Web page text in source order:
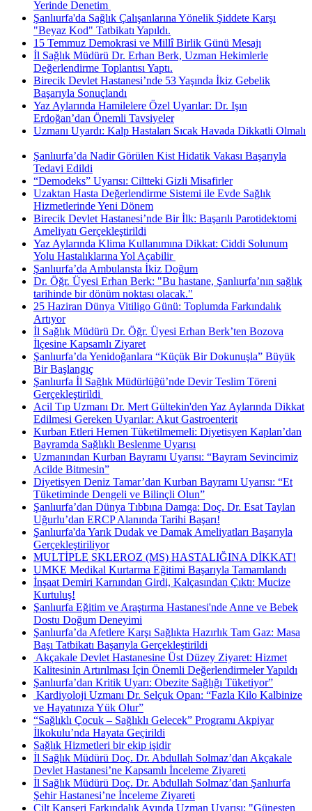
Yerinde Denetim ​
Şanlıurfa'da Sağlık Çalışanlarına Yönelik Şiddete Karşı
"Beyaz Kod" Tatbikatı Yapıldı.
15 Temmuz Demokrasi ve Millî Birlik Günü Mesajı
İl Sağlık Müdürü Dr. Erhan Berk, Uzman Hekimlerle
Değerlendirme Toplantısı Yaptı.
Birecik Devlet Hastanesi’nde 53 Yaşında İkiz Gebelik
Başarıyla Sonuçlandı
Yaz Aylarında Hamilelere Özel Uyarılar: Dr. Işın
Erdoğan’dan Önemli Tavsiyeler
Uzmanı Uyardı: Kalp Hastaları Sıcak Havada Dikkatli Olmalı
Şanlıurfa’da Nadir Görülen Kist Hidatik Vakası Başarıyla
Tedavi Edildi
“Demodeks” Uyarısı: Ciltteki Gizli Misafirler
Uzaktan Hasta Değerlendirme Sistemi ile Evde Sağlık
Hizmetlerinde Yeni Dönem
Birecik Devlet Hastanesi’nde Bir İlk: Başarılı Parotidektomi
Ameliyatı Gerçekleştirildi
Yaz Aylarında Klima Kullanımına Dikkat: Ciddi Solunum
Yolu Hastalıklarına Yol Açabilir ​
Şanlıurfa’da Ambulansta İkiz Doğum
Dr. Öğr. Üyesi Erhan Berk: "Bu hastane, Şanlıurfa’nın sağlık
tarihinde bir dönüm noktası olacak."
25 Haziran Dünya Vitiligo Günü: Toplumda Farkındalık
Artıyor
İl Sağlık Müdürü Dr. Öğr. Üyesi Erhan Berk’ten Bozova
İlçesine Kapsamlı Ziyaret
Şanlıurfa’da Yenidoğanlara “Küçük Bir Dokunuşla” Büyük
Bir Başlangıç
Şanlıurfa İl Sağlık Müdürlüğü’nde Devir Teslim Töreni
Gerçekleştirildi ​
Acil Tıp Uzmanı Dr. Mert Gültekin'den Yaz Aylarında Dikkat
Edilmesi Gereken Uyarılar: Akut Gastroenterit
Kurban Etleri Hemen Tüketilmemeli: Diyetisyen Kaplan’dan
Bayramda Sağlıklı Beslenme Uyarısı
Uzmanından Kurban Bayramı Uyarısı: “Bayram Sevincimiz
Acilde Bitmesin”
Diyetisyen Deniz Tamar’dan Kurban Bayramı Uyarısı: “Et
Tüketiminde Dengeli ve Bilinçli Olun”
Şanlıurfa’dan Dünya Tıbbına Damga: Doç. Dr. Esat Taylan
Uğurlu’dan ERCP Alanında Tarihi Başarı!
Şanlıurfa'da Yarık Dudak ve Damak Ameliyatları Başarıyla
Gerçekleştiriliyor
MULTİPLE SKLEROZ (MS) HASTALIĞINA DİKKAT!
UMKE Medikal Kurtarma Eğitimi Başarıyla Tamamlandı
İnşaat Demiri Karnından Girdi, Kalçasından Çıktı: Mucize
Kurtuluş!
Şanlıurfa Eğitim ve Araştırma Hastanesi'nde Anne ve Bebek
Dostu Doğum Deneyimi
Şanlıurfa’da Afetlere Karşı Sağlıkta Hazırlık Tam Gaz: Masa
Başı Tatbikatı Başarıyla Gerçekleştirildi
​ Akçakale Devlet Hastanesine Üst Düzey Ziyaret: Hizmet
Kalitesinin Artırılması İçin Önemli Değerlendirmeler Yapıldı
Şanlıurfa’dan Kritik Uyarı: Obezite Sağlığı Tüketiyor”
​ Kardiyoloji Uzmanı Dr. Selçuk Opan: “Fazla Kilo Kalbinize
ve Hayatınıza Yük Olur”
“Sağlıklı Çocuk – Sağlıklı Gelecek” Programı Akpiyar
İlkokulu’nda Hayata Geçirildi
Sağlık Hizmetleri bir ekip işidir
İl Sağlık Müdürü Doç. Dr. Abdullah Solmaz’dan Akçakale
Devlet Hastanesi’ne Kapsamlı İnceleme Ziyareti
İl Sağlık Müdürü Doç. Dr. Abdullah Solmaz’dan Şanlıurfa
Şehir Hastanesi’ne İnceleme Ziyareti
Cilt Kanseri Farkındalık Ayında Uzman Uyarısı: "Güneşten